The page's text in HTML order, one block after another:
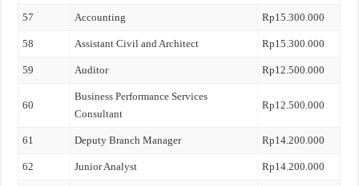
57 Accounting Rp15.300.000
58 Assistant Civil and Architect Rp15.300.000
59 Auditor Rp12.500.000
60
Business Performance Services
Consultant
Rp12.500.000
61 Deputy Branch Manager Rp14.200.000
62 Junior Analyst Rp14.200.000